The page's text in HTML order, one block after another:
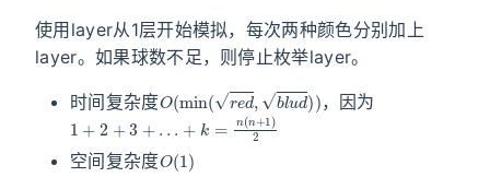
使用layer从1层开始模拟，每次两种颜色分别加上
layer。如果球数不足，则停止枚举layer。
时间复杂度 ，因为
1+2+3+…+k=n(n+1 )2
空间复杂度
O ( )